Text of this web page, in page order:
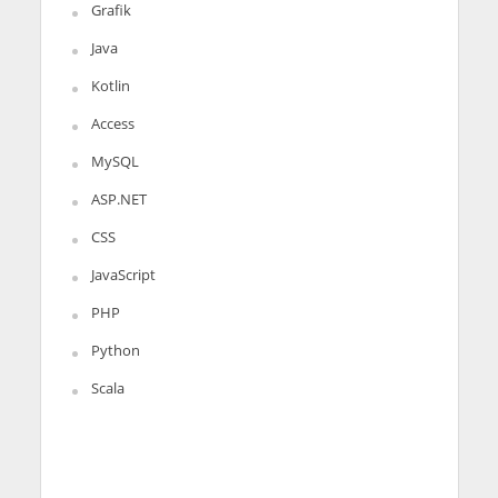
Grafik
Java
Kotlin
Access
MySQL
ASP.NET
CSS
JavaScript
PHP
Python
Scala